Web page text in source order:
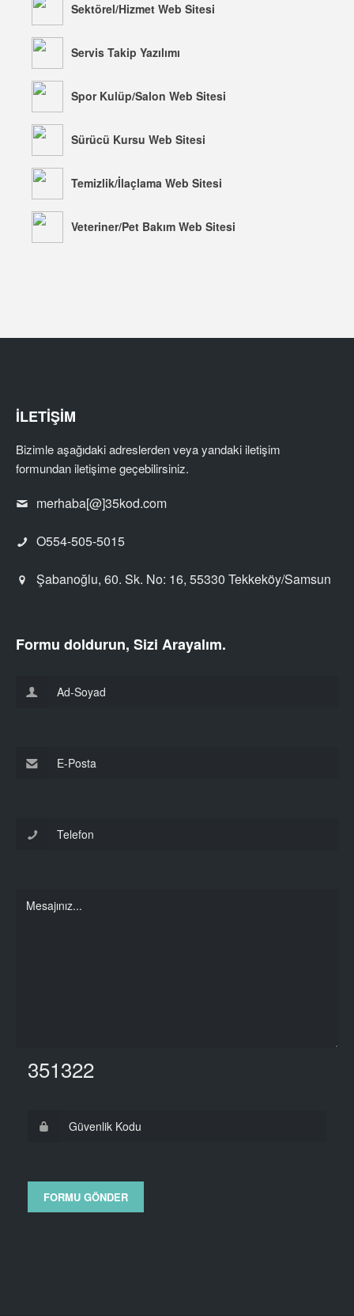
Sektörel/Hizmet Web Sitesi
Servis Takip Yazılımı
Spor Kulüp/Salon Web Sitesi
Sürücü Kursu Web Sitesi
Temizlik/İlaçlama Web Sitesi
Veteriner/Pet Bakım Web Sitesi
İLETİŞİM
Bizimle aşağıdaki adreslerden veya yandaki iletişim
formundan iletişime geçebilirsiniz.
merhaba[@]35kod.com
O554-505-5015
Şabanoğlu, 60. Sk. No: 16, 55330 Tekkeköy/Samsun
Formu doldurun, Sizi Arayalım.
351322